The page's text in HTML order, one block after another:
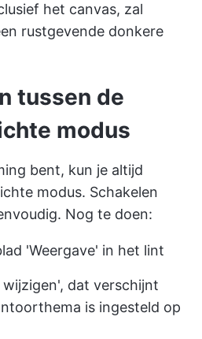
het canvas, zal
rustgevende donkere
tussen de
modus
bent, kun je altijd
modus. Schakelen
Nog te doen:
'Weergave' in het lint
dat verschijnt
is ingesteld op